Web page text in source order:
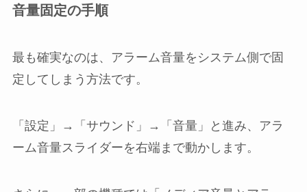
音量固定の手順
最も確実なのは、アラーム音量をシステム側で固
定してしまう方法です。
「設定」→「サウンド」→「音量」と進み、アラ
ーム音量スライダーを右端まで動かします。